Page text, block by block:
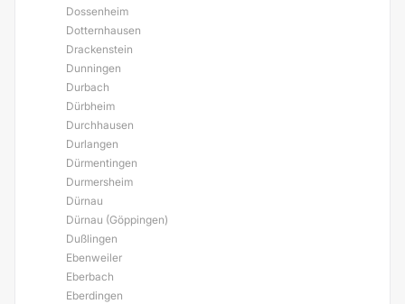
Dossenheim
Dotternhausen
Drackenstein
Dunningen
Durbach
Dürbheim
Durchhausen
Durlangen
Dürmentingen
Durmersheim
Dürnau
Dürnau (Göppingen)
Dußlingen
Ebenweiler
Eberbach
Eberdingen